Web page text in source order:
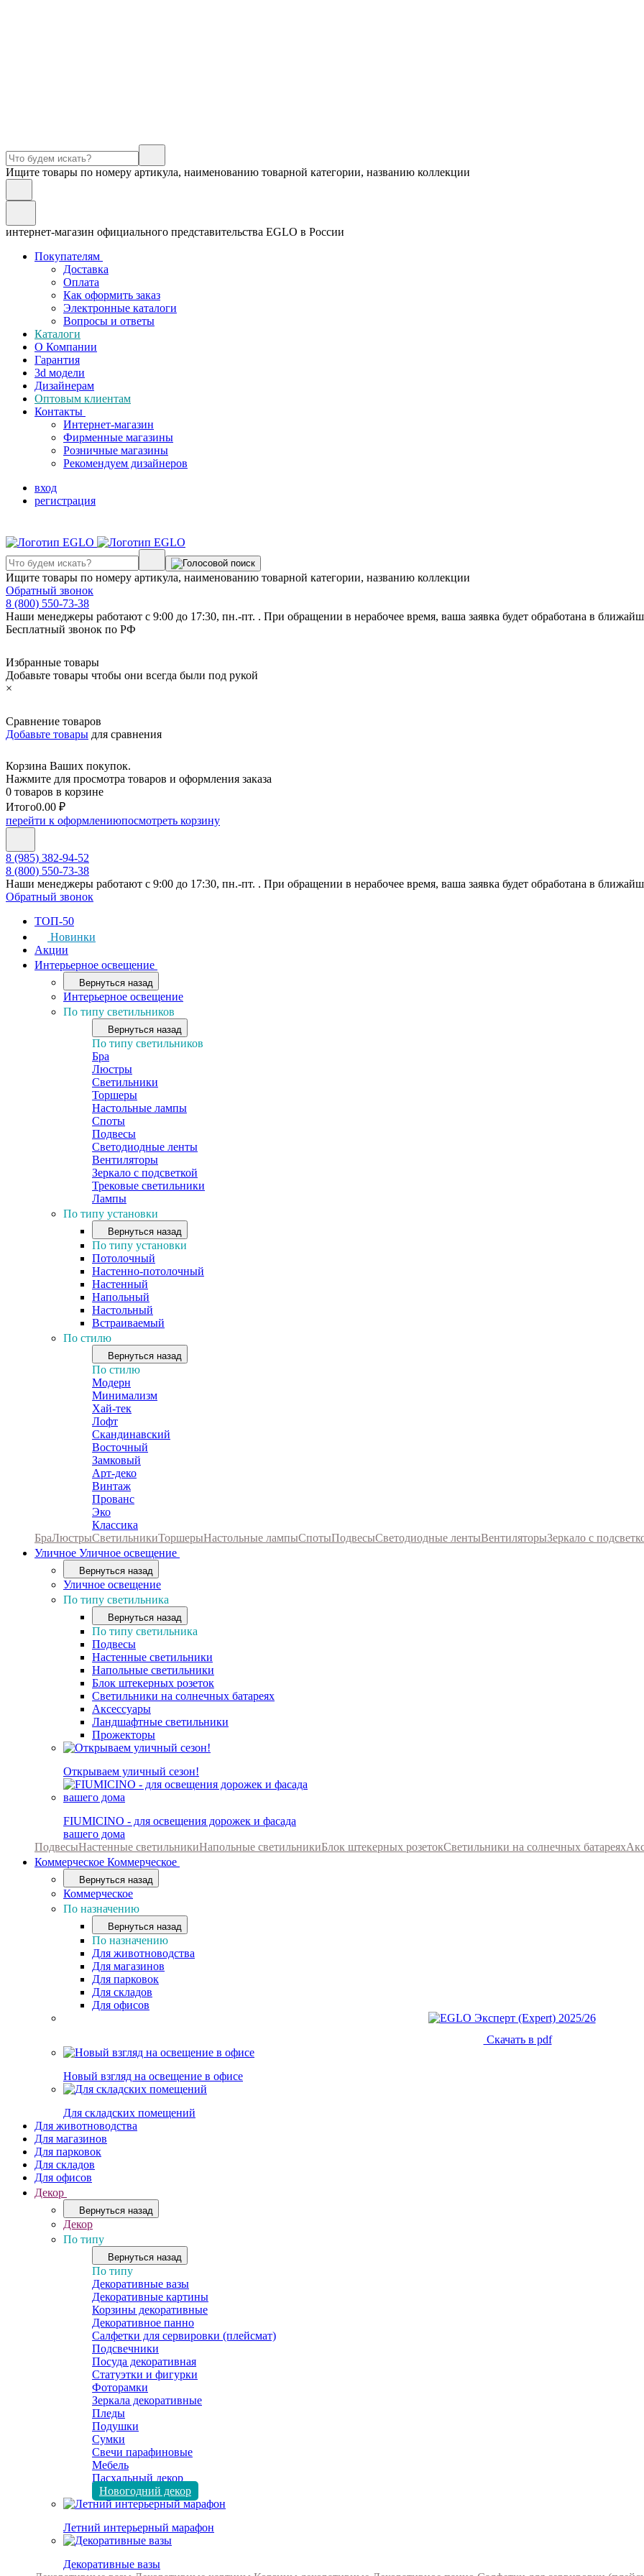
Ищите товары по номеру артикула, наименованию товарной категории, названию коллекции
интернет-магазин официального представительства EGLO в России
Покупателям
Доставка
Оплата
Как оформить заказ
Электронные каталоги
Вопросы и ответы
Каталоги
О Компании
Гарантия
3d модели
Дизайнерам
Оптовым клиентам
Контакты
Интернет-магазин
Фирменные магазины
Розничные магазины
Рекомендуем дизайнеров
вход
регистрация
Ищите товары по номеру артикула, наименованию товарной категории, названию коллекции
Обратный звонок
8 (800) 550-73-38
Наши менеджеры работают с 9:00 до 17:30, пн.-пт. . При обращении в нерабочее время, ваша заявка будет обработана в
Бесплатный звонок по РФ
Избранные товары
Добавьте товары чтобы они всегда были под рукой
×
Сравнение товаров
Добавьте товары для сравнения
Корзина Ваших покупок.
Нажмите для просмотра товаров и оформления заказа
0 товаров в корзине
Итого0.00 ₽
перейти к оформлениюпосмотреть корзину
8 (985) 382-94-52
8 (800) 550-73-38
Наши менеджеры работают с 9:00 до 17:30, пн.-пт. . При обращении в нерабочее время, ваша заявка будет обработана в
Обратный звонок
ТОП-50
Новинки
Акции
Интерьерное освещение
Вернуться назад
Интерьерное освещение
По типу светильников
Вернуться назад
По типу светильников
Бра
Люстры
Светильники
Торшеры
Настольные лампы
Споты
Подвесы
Светодиодные ленты
Вентиляторы
Зеркало с подсветкой
Трековые светильники
Лампы
По типу установки
Вернуться назад
По типу установки
Потолочный
Настенно-потолочный
Настенный
Напольный
Настольный
Встраиваемый
По стилю
Вернуться назад
По стилю
Модерн
Минимализм
Хай-тек
Лофт
Скандинавский
Восточный
Замковый
Арт-деко
Винтаж
Прованс
Эко
Классика
БраЛюстрыСветильникиТоршерыНастольные лампыСпотыПодвесыСветодиодные лентыВентиляторыЗеркало с
Уличное Уличное освещение
Вернуться назад
Уличное освещение
По типу светильника
Вернуться назад
По типу светильника
Подвесы
Настенные светильники
Напольные светильники
Блок штекерных розеток
Светильники на солнечных батареях
Аксессуары
Ландшафтные светильники
Прожекторы
Открываем уличный сезон!
FIUMICINO - для освещения дорожек и фасада
вашего дома
ПодвесыНастенные светильникиНапольные светильникиБлок штекерных розетокСветильники на солнечных батареях
Коммерческое Коммерческое
Вернуться назад
Коммерческое
По назначению
Вернуться назад
По назначению
Для животноводства
Для магазинов
Для парковок
Для складов
Для офисов
Скачать в pdf
Новый взгляд на освещение в офисе
Для складских помещений
Для животноводства
Для магазинов
Для парковок
Для складов
Для офисов
Декор
Вернуться назад
Декор
По типу
Вернуться назад
По типу
Декоративные вазы
Декоративные картины
Корзины декоративные
Декоративное панно
Салфетки для сервировки (плейсмат)
Подсвечники
Посуда декоративная
Статуэтки и фигурки
Фоторамки
Зеркала декоративные
Пледы
Подушки
Сумки
Свечи парафиновые
Мебель
Пасхальный декор
Новогодний декор
Летний интерьерный марафон
Декоративные вазы